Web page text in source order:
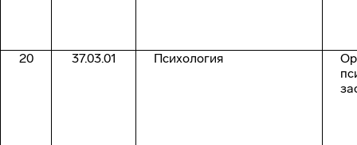
20 37.03.01 Психология